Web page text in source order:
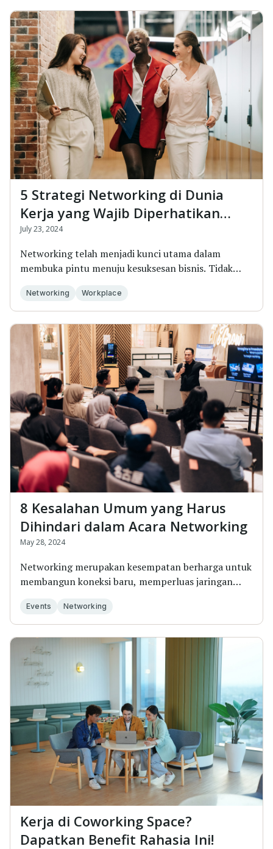
5 Strategi Networking di Dunia
Kerja yang Wajib Diperhatikan
untuk Sukses!
July 23, 2024
Networking telah menjadi kunci utama dalam
membuka pintu menuju kesuksesan bisnis. Tidak
Networking Workplace
8 Kesalahan Umum yang Harus
Dihindari dalam Acara Networking
May 28, 2024
Networking merupakan kesempatan berharga untuk
membangun koneksi baru, memperluas jaringan
Events Networking
Kerja di Coworking Space?
Dapatkan Benefit Rahasia Ini!